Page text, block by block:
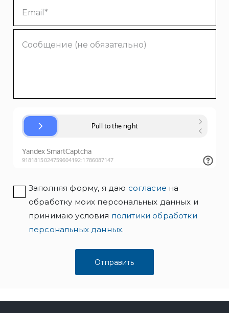
Заполняя форму, я даю согласие на
обработку моих персональных данных и
принимаю условия политики обработки
персональных данных.